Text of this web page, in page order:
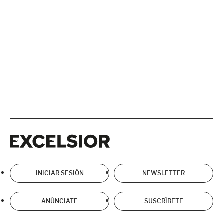
INICIAR SESIÓN NEWSLETTER
ANÚNCIATE SUSCRÍBETE